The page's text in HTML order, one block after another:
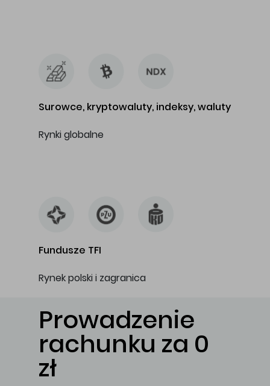
Surowce, kryptowaluty, indeksy, waluty
Rynki globalne
Fundusze TFI
Rynek polski i zagranica
Prowadzenie
rachunku za 0
zł